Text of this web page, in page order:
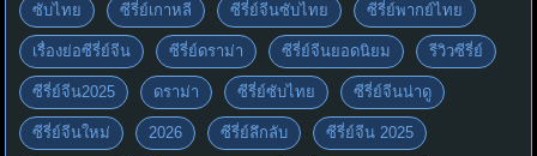
ซับไทย ซีรี่ย์เกาหลี ซีรี่ย์จีนซับไทย ซีรี่ย์พากย์ไทย
เรื่องย่อซีรี่ย์จีน ซีรี่ย์ดราม่า ซีรี่ย์จีนยอดนิยม รีวิวซีรี่ย์
ซีรี่ย์จีน2025 ดราม่า ซีรี่ย์ซับไทย ซีรี่ย์จีนน่าดู
ซีรี่ย์จีนใหม่ 2026 ซีรี่ย์ลึกลับ ซีรี่ย์จีน 2025